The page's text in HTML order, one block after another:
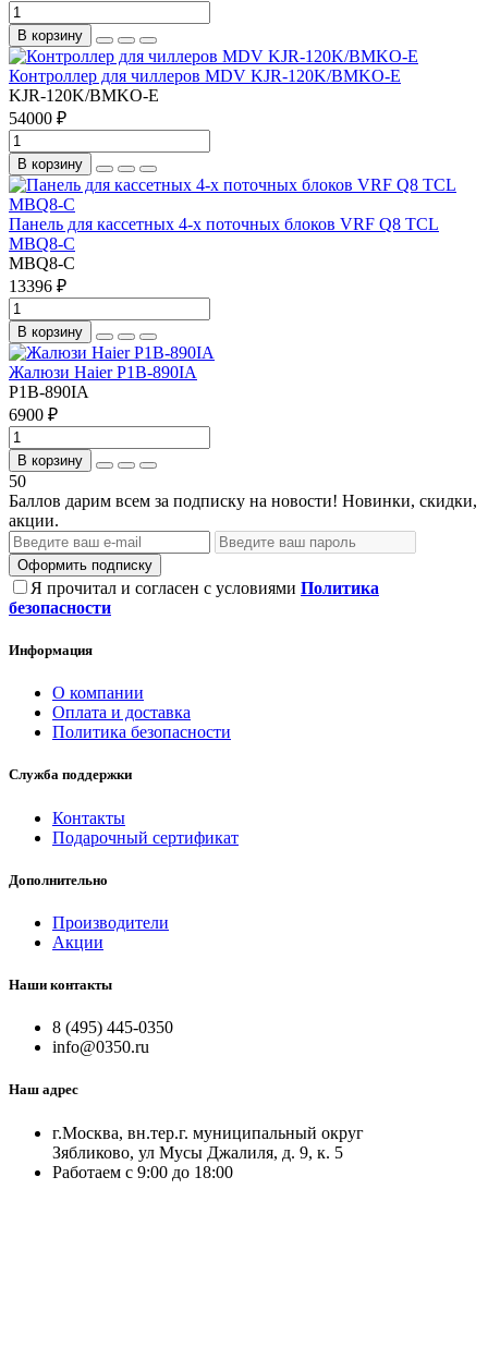
В корзину
Контроллер для чиллеров MDV KJR-120K/BMKO-E
KJR-120K/BMKO-E
54000 ₽
В корзину
Панель для кассетных 4-х поточных блоков VRF Q8 TCL
MBQ8-С
MBQ8-С
13396 ₽
В корзину
Жалюзи Haier P1B-890IA
P1B-890IA
6900 ₽
В корзину
50
Баллов дарим всем за подписку на новости! Новинки, скидки,
акции.
Оформить подписку
Я прочитал и согласен с условиями Политика
безопасности
Информация
О компании
Оплата и доставка
Политика безопасности
Служба поддержки
Контакты
Подарочный сертификат
Дополнительно
Производители
Акции
Наши контакты
8 (495) 445-0350
info@0350.ru
Наш адрес
г.Москва, вн.тер.г. муниципальный округ
Зябликово, ул Мусы Джалиля, д. 9, к. 5
Работаем с 9:00 до 18:00